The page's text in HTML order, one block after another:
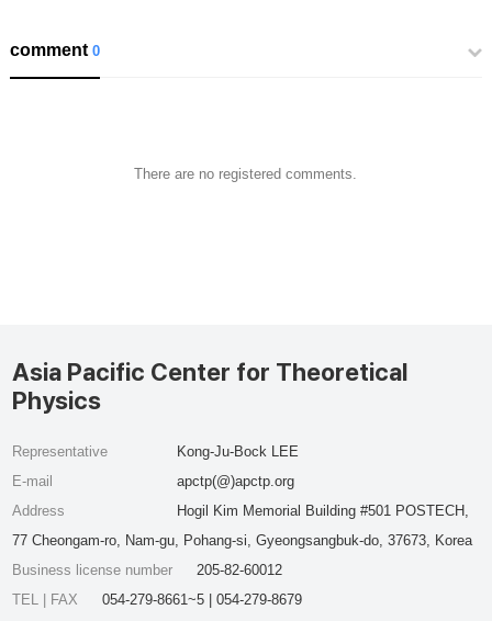
comment0
There are no registered comments.
Asia Pacific Center for Theoretical
Physics
Representative
Kong-Ju-Bock LEE
E-mail
apctp(@)apctp.org
Address
Hogil Kim Memorial Building #501 POSTECH,
77 Cheongam-ro, Nam-gu, Pohang-si, Gyeongsangbuk-do, 37673, Korea
Business license number
205-82-60012
TEL | FAX
054-279-8661~5 | 054-279-8679